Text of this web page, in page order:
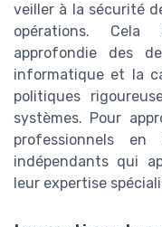
veiller à la sécurité
opérations. Cela
approfondie des
informatique et la
politiques
systèmes. Pour
professionnels en
indépendants qui
leur expertise